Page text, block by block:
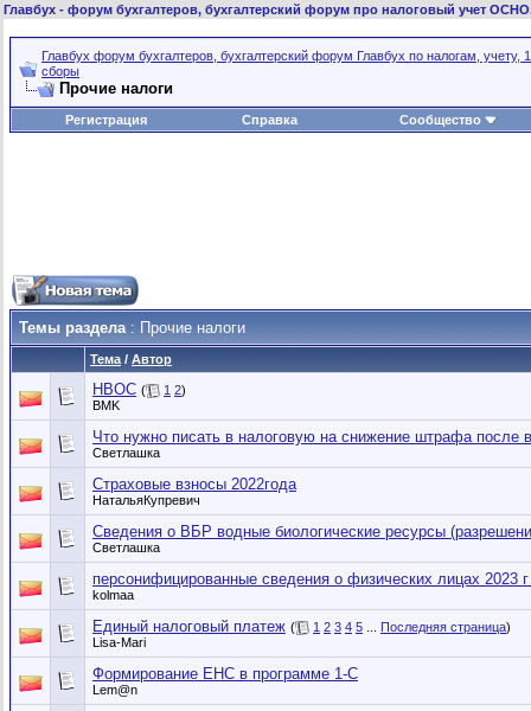
Главбух - форум бухгалтеров, бухгалтерский форум про налоговый учет
Главбух форум бухгалтеров, бухгалтерский форум Главбух по налогам, учету,
сборы
Прочие налоги
Регистрация Справка Сообщество
Темы раздела: Прочие налоги
Тема / Автор
НВОС ( 1 2)
BMK
Что нужно писать в налоговую на снижение штрафа после
Светлашка
Страховые взносы 2022года
НатальяКупревич
Сведения о ВБР водные биологические ресурсы
Светлашка
персонифицированные сведения о физических лицах 2023
kolmaa
Единый налоговый платеж ( 1 2 3 4 5 Последняя страница)
Lisa-Mari
Формирование ЕНС в программе 1-С
Lem@n